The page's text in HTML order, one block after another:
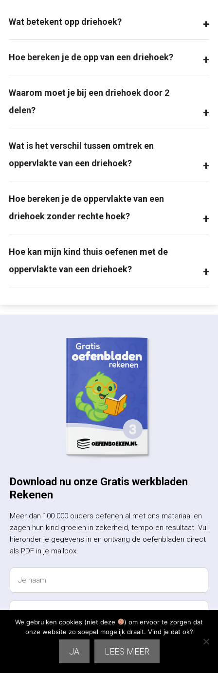
Wat betekent opp driehoek?
Hoe bereken je de opp van een driehoek?
Waarom moet je bij een driehoek door 2
delen?
Wat is het verschil tussen omtrek en
oppervlakte van een driehoek?
Hoe bereken je de oppervlakte van een
driehoek zonder rechte hoek?
Hoe kan mijn kind thuis oefenen met de
oppervlakte van een driehoek?
Download nu onze Gratis werkbladen
Rekenen
Meer dan 100.000 ouders oefenen al met ons materiaal en
zagen hun kind groeien in zekerheid, tempo en resultaat. Vul
hieronder je gegevens in en ontvang de oefenbladen direct
als PDF in je mailbox.
We gebruiken cookies (niet deze
) om ervoor te zorgen dat
onze website zo soepel mogelijk draait. Vind je dat ok?
JA LEES MEER